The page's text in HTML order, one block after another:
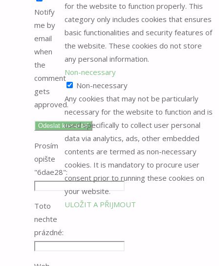
Notify
me by
email
when
the
comment
gets
approved.
Prosím
opište
"6dae28":
Toto
nechte
prázdné:
for the website to function properly. This
category only includes cookies that ensures
basic functionalities and security features of
the website. These cookies do not store
any personal information.
Non-necessary
Non-necessary
Any cookies that may not be particularly
necessary for the website to function and is
used specifically to collect user personal
data via analytics, ads, other embedded
contents are termed as non-necessary
cookies. It is mandatory to procure user
consent prior to running these cookies on
your website.
ULOŽIT A PŘIJMOUT